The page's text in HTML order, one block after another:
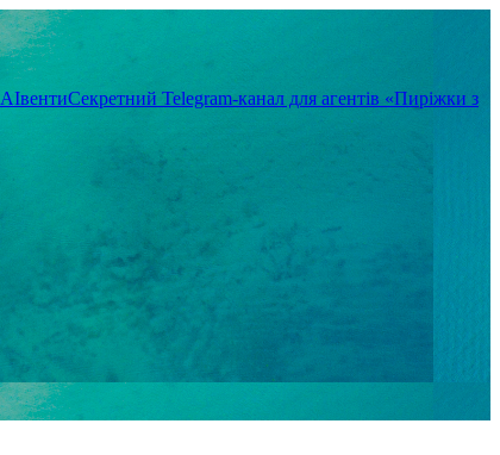
ІвентиСекретний Telegram-канал для агентів «Пиріжки з